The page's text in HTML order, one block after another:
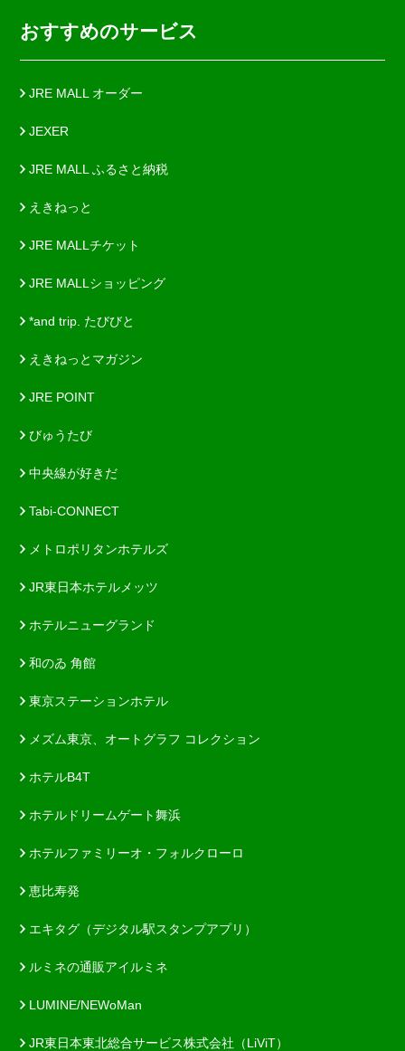
おすすめのサービス
JRE MALL オーダー
JEXER
JRE MALL ふるさと納税
えきねっと
JRE MALLチケット
JRE MALLショッピング
*and trip. たびびと
えきねっとマガジン
JRE POINT
びゅうたび
中央線が好きだ
Tabi-CONNECT
メトロポリタンホテルズ
JR東日本ホテルメッツ
ホテルニューグランド
和のゐ 角館
東京ステーションホテル
メズム東京、オートグラフ コレクション
ホテルB4T
ホテルドリームゲート舞浜
ホテルファミリーオ・フォルクローロ
恵比寿発
エキタグ（デジタル駅スタンプアプリ）
ルミネの通販アイルミネ
LUMINE/NEWoMan
JR東日本東北総合サービス株式会社（LiViT）